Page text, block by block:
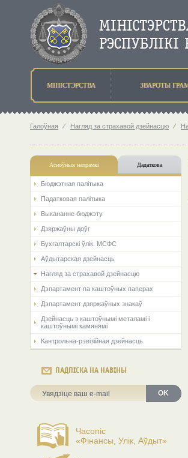
МIНIСТЭРСТВА ЗВАРОТЫ
Галоўная ⁄ Нагляд за страхавой дзейнасцю ⁄
Асноўныя напрамкi Дадаткова
Бюджэтная палiтыка
Падатковая палітыка
Выкананне бюджэту
Дзяржаўны доўг
Бухгалтарскі ўлік. МСФС
Аўдытарская дзейнасць
Нагляд за страхавой дзейнасцю
Дэпартамент па каштоўных паперах
Дэпартамент дзяржаўных знакаў
Дзейнасць з каштоўнымі металамі і
каштоўнымі камянямі
Кантрольна-рэвізійная дзейнасць
ПАДПІСКА НА НАВІНЫ
OK
Часопіс
«Фінансы, Улік, Аўдыт»